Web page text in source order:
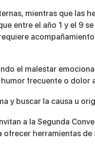
mientras que las
entre el año 1 y el 9
el malestar
frecuente o dolor
y buscar la causa u
a la Segunda
herramientas